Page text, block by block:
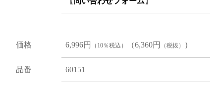
価格 6,996円 （10％税込） （6,360円 （税抜） ）
品番 60151